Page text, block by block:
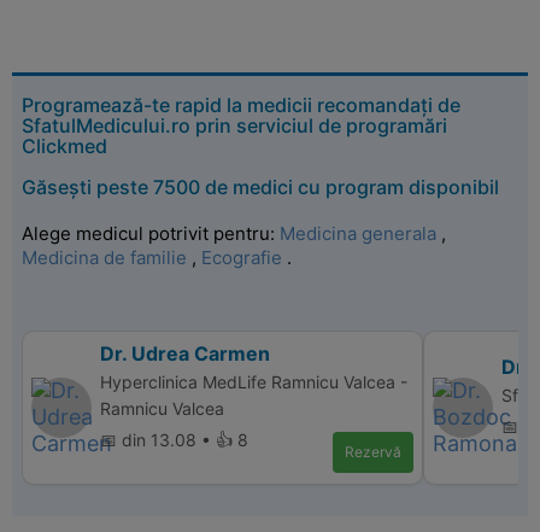
Programează-te rapid la medicii recomandați de
SfatulMedicului.ro prin serviciul de programări
Clickmed
Găsești peste 7500 de medici cu program disponibil
Alege medicul potrivit pentru: Medicina generala ,
Medicina de familie , Ecografie .
Dr. Udrea Carmen
Hyperclinica MedLife Ramnicu Valcea -
Ramnicu Valcea
📅 din 13.08 • 👍 8
Rezervă
Dr.
📅